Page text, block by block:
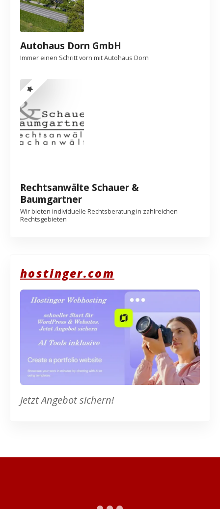
Autohaus Dorn GmbH
Immer einen Schritt vorn mit Autohaus Dorn
Rechtsanwälte Schauer &
Baumgartner
Wir bieten individuelle Rechtsberatung in zahlreichen
Rechtsgebieten
hostinger.com
Jetzt Angebot sichern!